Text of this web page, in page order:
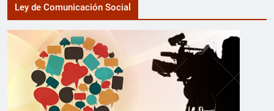
Ley de Comunicación Social